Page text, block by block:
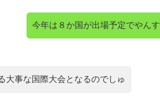
今年は８か国が出場予定でやんす
大事な国際大会となるのでしゅ